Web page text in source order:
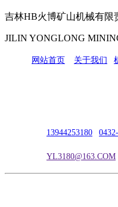
吉林HB火博矿山机械有限
JILIN YONGLONG
网站首页 关于我们
13944253180
YL3180@163.COM